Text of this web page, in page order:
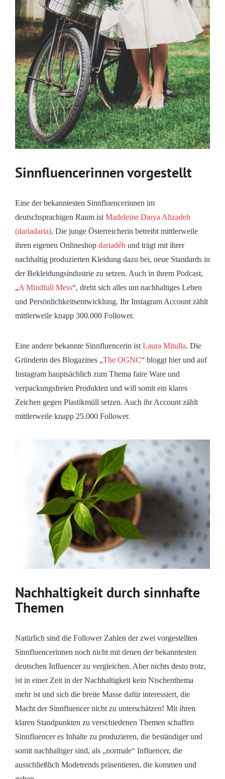
Sinnfluencerinnen vorgestellt
Eine der bekanntesten Sinnfluencerinnen im
deutschsprachigen Raum ist Madeleine Darya Alizadeh
(dariadaria). Die junge Österreicherin betreibt mittlerweile
ihren eigenen Onlineshop dariadéh und trägt mit ihrer
nachhaltig produzierten Kleidung dazu bei, neue Standards in
der Bekleidungsindustrie zu setzen. Auch in ihrem Podcast,
„A Mindfull Mess“, dreht sich alles um nachhaltiges Leben
und Persönlichkeitsentwicklung. Ihr Instagram Account zählt
mittlerweile knapp 300.000 Follower.
Eine andere bekannte Sinnfluencerin ist Laura Mitulla. Die
Gründerin des Blogazines „The OGNC“ bloggt hier und auf
Instagram hauptsächlich zum Thema faire Ware und
verpackungsfreien Produkten und will somit ein klares
Zeichen gegen Plastikmüll setzen. Auch ihr Account zählt
mittlerweile knapp 25.000 Follower.
Nachhaltigkeit durch sinnhafte
Themen
Natürlich sind die Follower Zahlen der zwei vorgestellten
Sinnfluencerinnen noch nicht mit denen der bekanntesten
deutschen Influencer zu vergleichen. Aber nichts desto trotz,
ist in einer Zeit in der Nachhaltigkeit kein Nischenthema
mehr ist und sich die breite Masse dafür interessiert, die
Macht der Sinnfluencer nicht zu unterschätzen! Mit ihren
klaren Standpunkten zu verschiedenen Themen schaffen
Sinnfluencer es Inhalte zu produzieren, die beständiger und
somit nachhaltiger sind, als „normale“ Influencer, die
ausschließlich Modetrends präsentieren, die kommen und